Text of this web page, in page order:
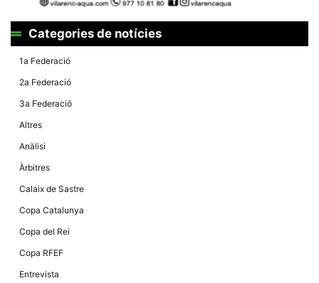
Categories de notícies
1a Federació
2a Federació
3a Federació
Altres
Anàlisi
Àrbitres
Calaix de Sastre
Copa Catalunya
Copa del Rei
Copa RFEF
Entrevista
Experiència
d'usuari